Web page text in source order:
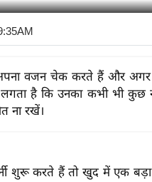
वजन चेक करते हैं और
लगता है कि उनका कभी भी कुछ
ना रखें।
शुरू करते हैं तो खुद में एक